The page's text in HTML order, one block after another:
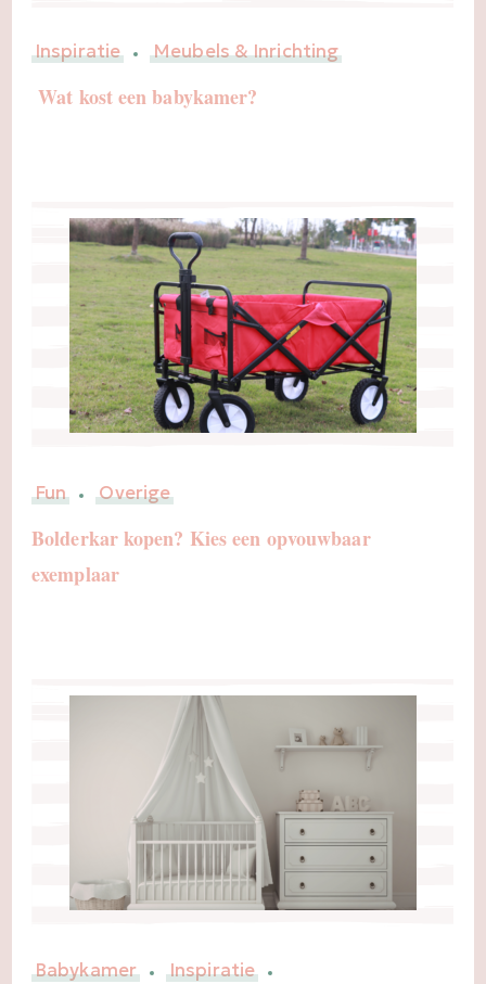
Inspiratie Meubels & Inrichting
Wat kost een babykamer?
Fun Overige
Bolderkar kopen? Kies een opvouwbaar
exemplaar
Babykamer
Inspiratie